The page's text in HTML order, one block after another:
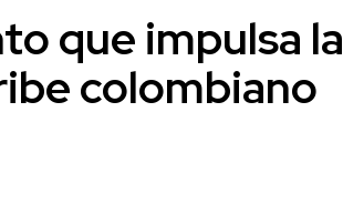
que impulsa la
colombiano